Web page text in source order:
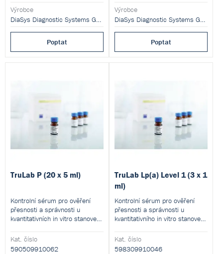
Výrobce
DiaSys Diagnostic Systems GmbH
Poptat
Výrobce
DiaSys Diagnostic Systems GmbH
Poptat
TruLab P (20 x 5 ml)
Kontrolní sérum pro ověření
přesnosti a správnosti u
kvantitativních in vitro stanovení
Kat. číslo
590509910062
TruLab Lp(a) Level 1 (3 x 1
ml)
Kontrolní sérum pro ověření
přesnosti a správnosti u
kvantitativního in vitro stanovení
fotometricky.
Kat. číslo
598309910046